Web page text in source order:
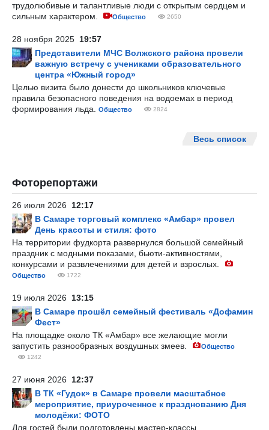
трудолюбивые и талантливые люди с открытым сердцем и
сильным характером.
Общество 2650
28 ноября 2025 19:57
Представители МЧС Волжского района провели
важную встречу с учениками образовательного
центра «Южный город»
Целью визита было донести до школьников ключевые
правила безопасного поведения на водоемах в период
формирования льда.
Общество 2824
Весь список
Фоторепортажи
26 июля 2026 12:17
В Самаре торговый комплекс «Амбар» провел
День красоты и стиля: фото
На территории фудкорта развернулся большой семейный
праздник с модными показами, бьюти-активностями,
конкурсами и развлечениями для детей и взрослых.
Общество 1722
19 июля 2026 13:15
В Самаре прошёл семейный фестиваль «Дофамин
Фест»
На площадке около ТК «Амбар» все желающие могли
запустить разнообразных воздушных змеев.
Общество
1242
27 июня 2026 12:37
В ТК «Гудок» в Самаре провели масштабное
мероприятие, приуроченное к празднованию Дня
молодёжи: ФОТО
Для гостей были подготовлены мастер-классы,